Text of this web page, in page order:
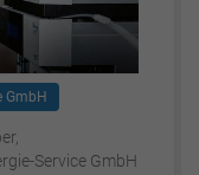
GmbH
Service GmbH